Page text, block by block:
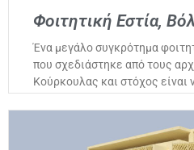
Φοιτητική Εστία,
Ένα μεγάλο συγκρότημα
που σχεδιάστηκε από τους
Κούρκουλας και στόχος είναι